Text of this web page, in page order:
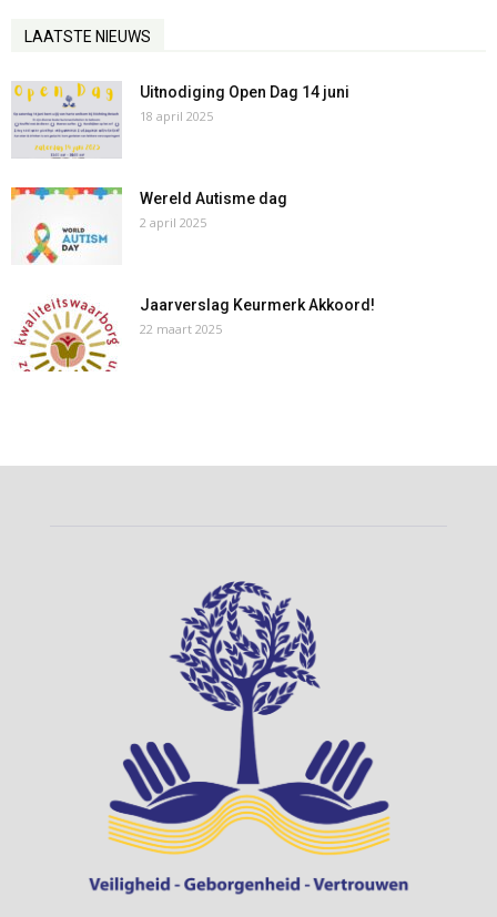
LAATSTE NIEUWS
Uitnodiging Open Dag 14 juni
18 april 2025
Wereld Autisme dag
2 april 2025
Jaarverslag Keurmerk Akkoord!
22 maart 2025